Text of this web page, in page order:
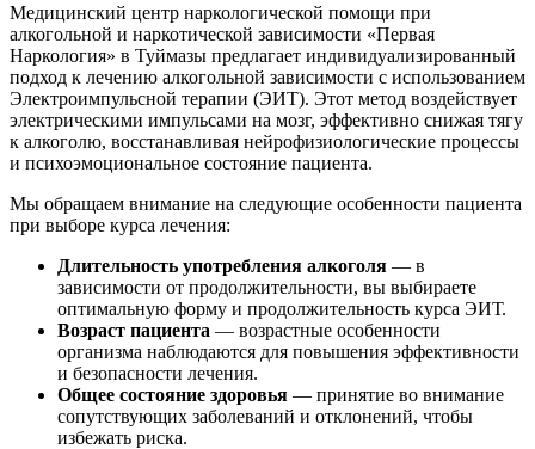
Медицинский центр наркологической помощи при
алкогольной и наркотической зависимости «Первая
Наркология» в Туймазы предлагает индивидуализированный
подход к лечению алкогольной зависимости с использованием
Электроимпульсной терапии (ЭИТ). Этот метод воздействует
электрическими импульсами на мозг, эффективно снижая тягу
к алкоголю, восстанавливая нейрофизиологические процессы
и психоэмоциональное состояние пациента.
Мы обращаем внимание на следующие особенности пациента
при выборе курса лечения:
Длительность употребления алкоголя — в
зависимости от продолжительности, вы выбираете
оптимальную форму и продолжительность курса ЭИТ.
Возраст пациента — возрастные особенности
организма наблюдаются для повышения эффективности
и безопасности лечения.
Общее состояние здоровья — принятие во внимание
сопутствующих заболеваний и отклонений, чтобы
избежать риска.